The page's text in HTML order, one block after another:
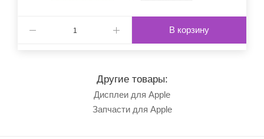
В корзину
Другие товары:
Дисплеи для Apple
Запчасти для Apple